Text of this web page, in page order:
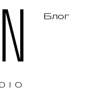
Блог